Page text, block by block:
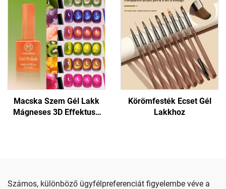
Macska Szem Gél Lakk
Mágneses 3D Effektusú
Körömfesték Ecset Gél
Lakkhoz
Számos, különböző ügyfélpreferenciát figyelembe véve a